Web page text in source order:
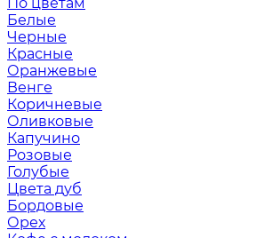
Белые
Черные
Красные
Оранжевые
Венге
Коричневые
Оливковые
Капучино
Розовые
Голубые
Цвета дуб
Бордовые
Орех